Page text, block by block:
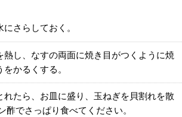
さらしておく。
熱し、なすの両面に焼き目がつくように焼
かるくする。
れたら、お皿に盛り、玉ねぎを貝割れを散
酢でさっぱり食べてください。